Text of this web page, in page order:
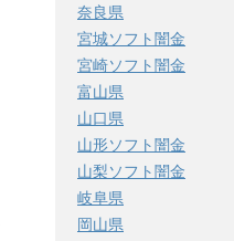
奈良県
宮城ソフト闇金
宮崎ソフト闇金
富山県
山口県
山形ソフト闇金
山梨ソフト闇金
岐阜県
岡山県